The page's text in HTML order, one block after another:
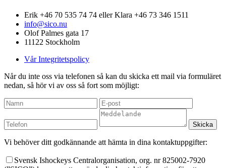
Erik +46 70 535 74 74 eller Klara +46 73 346 1511
info@sico.nu
Olof Palmes gata 17
11122 Stockholm
Vår Integritetspolicy
Når du inte oss via telefonen så kan du skicka ett mail via formuläret
nedan, så hör vi av oss så fort som möjligt:
Vi behöver ditt godkännande att hämta in dina kontaktuppgifter:
Svensk Ishockeys Centralorganisation, org. nr 825002-7920